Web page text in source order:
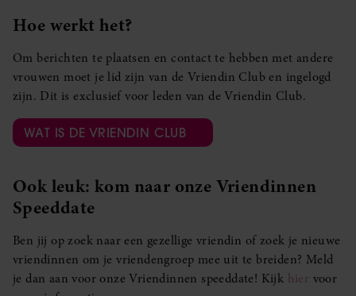
Hoe werkt het?
Om berichten te plaatsen en contact te hebben met andere
vrouwen moet je lid zijn van de Vriendin Club en ingelogd
zijn. Dit is exclusief voor leden van de Vriendin Club.
WAT IS DE VRIENDIN CLUB
Ook leuk: kom naar onze Vriendinnen
Speeddate
Ben jij op zoek naar een gezellige vriendin of zoek je nieuwe
vriendinnen om je vriendengroep mee uit te breiden? Meld
je dan aan voor onze Vriendinnen speeddate! Kijk hier voor